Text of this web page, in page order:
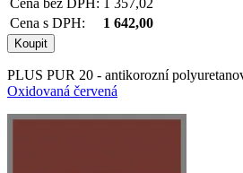
Cena s DPH:
1 642,00
PLUS PUR 20 - antikorozní
Oxidovaná červená